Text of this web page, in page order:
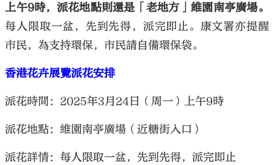
上午9時，派花地點則還是「老地方」維園南亭廣場。
每人限取一盆，先到先得，派完即止。康文署亦提醒
市民，為支持環保，市民請自備環保袋。
香港花卉展覽派花安排
派花時間：2025年3月24日（周一）上午9時
派花地點：維園南亭廣場（近糖街入口）
派花詳情：每人限取一盆，先到先得，派完即止